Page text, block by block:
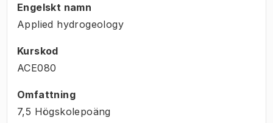
Engelskt namn
Applied hydrogeology
Kurskod
ACE080
Omfattning
7,5 Högskolepoäng